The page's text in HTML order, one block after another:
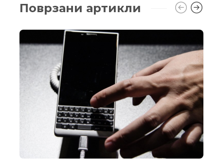
Поврзани артикли